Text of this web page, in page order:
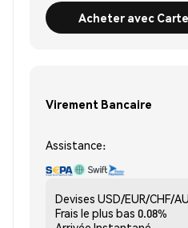
Acheter avec
Virement Bancaire
Assistance:
Devises USD/EUR/CHF/
Frais le plus bas 0.08%